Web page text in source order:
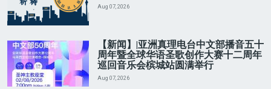
Aug 07, 2026
【新闻】|亚洲真理电台中文部播音五十
周年暨全球华语圣歌创作大赛十二周年
巡回音乐会槟城站圆满举行
Aug 07, 2026